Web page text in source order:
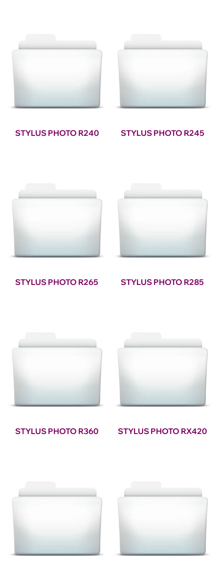
STYLUS PHOTO R240 STYLUS PHOTO R245
STYLUS PHOTO R265 STYLUS PHOTO R285
STYLUS PHOTO R360 STYLUS PHOTO RX420